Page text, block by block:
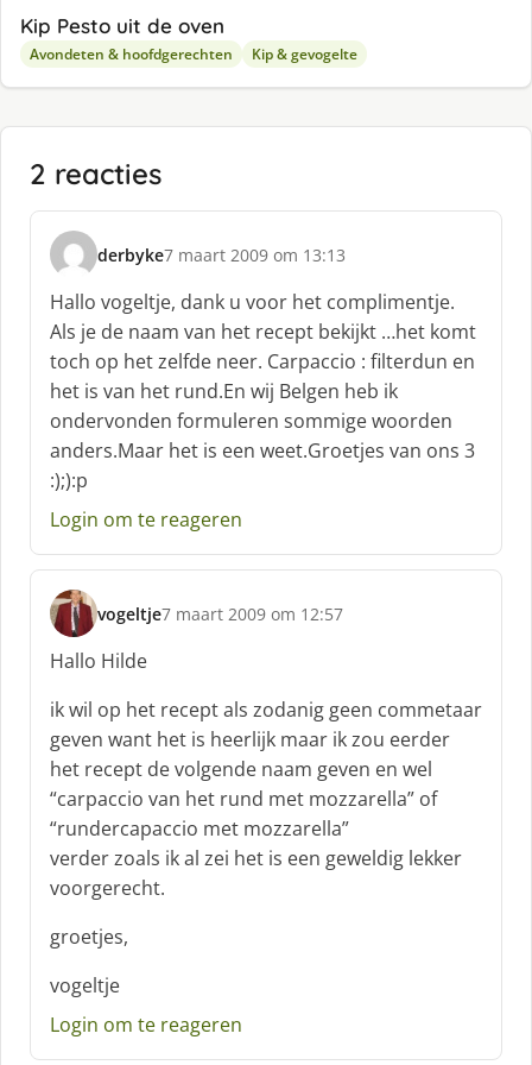
Kip Pesto uit de oven
Avondeten & hoofdgerechten Kip & gevogelte
2 reacties
derbyke
s
c
h
r
e
e
f
7 maart 2009 om 13:13
Hallo vogeltje, dank u voor het complimentje.
Als je de naam van het recept bekijkt …het komt
toch op het zelfde neer. Carpaccio : filterdun en
het is van het rund.En wij Belgen heb ik
ondervonden formuleren sommige woorden
anders.Maar het is een weet.Groetjes van ons 3
:);):p
Login om te reageren
vogeltje
s
c
h
r
e
f
:
7 maart 2009 om 12:57
Hallo Hilde
ik wil op het recept als zodanig geen commetaar
geven want het is heerlijk maar ik zou eerder
het recept de volgende naam geven en wel
“carpaccio van het rund met mozzarella” of
“rundercapaccio met mozzarella”
verder zoals ik al zei het is een geweldig lekker
voorgerecht.
groetjes,
vogeltje
Login om te reageren